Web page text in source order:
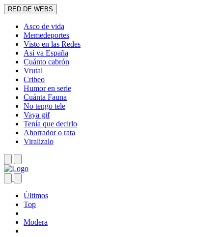
RED DE WEBS
Asco de vida
Memedeportes
Visto en las Redes
Así va España
Cuánto cabrón
Vrutal
Cribeo
Humor en serie
Cuánta Fauna
No tengo tele
Vaya gif
Tenía que decirlo
Ahorrador o rata
Viralizalo
Últimos
Top
Modera